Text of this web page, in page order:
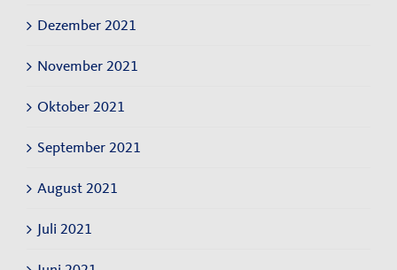
Dezember 2021
November 2021
Oktober 2021
September 2021
August 2021
Juli 2021